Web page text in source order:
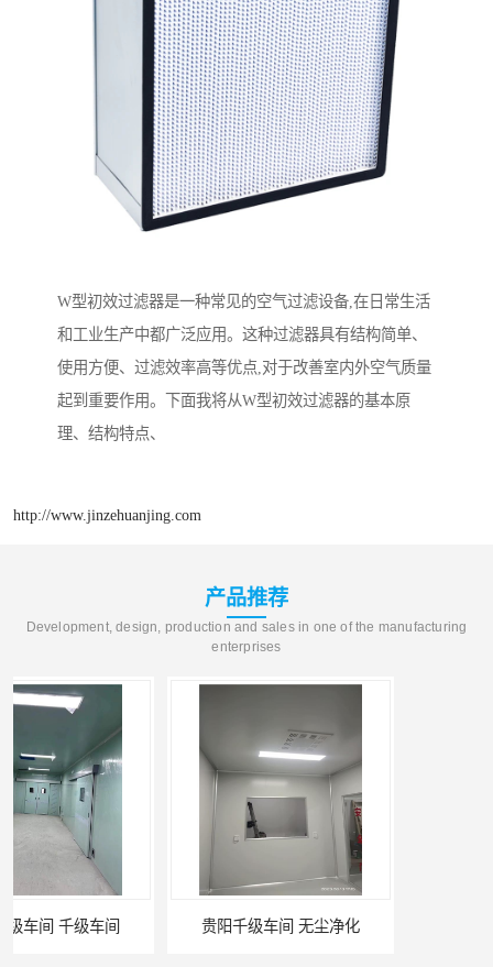
W型初效过滤器是一种常见的空气过滤设备,在日常生活
和工业生产中都广泛应用。这种过滤器具有结构简单、
使用方便、过滤效率高等优点,对于改善室内外空气质量
起到重要作用。下面我将从W型初效过滤器的基本原
理、结构特点、
http://www.jinzehuanjing.com
产品推荐
Development, design, production and sales in one of the manufacturing
enterprises
贵阳千级车间 无尘净化